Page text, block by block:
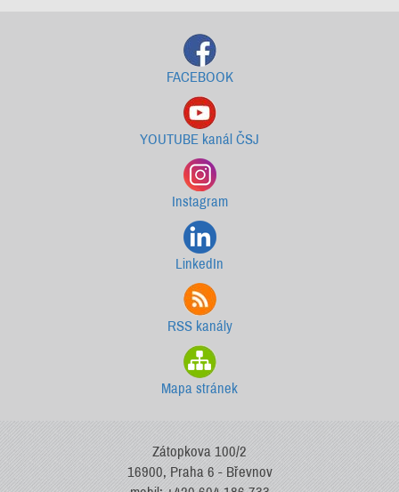
FACEBOOK
YOUTUBE kanál ČSJ
Instagram
LinkedIn
RSS kanály
Mapa stránek
Zátopkova 100/2
16900, Praha 6 - Břevnov